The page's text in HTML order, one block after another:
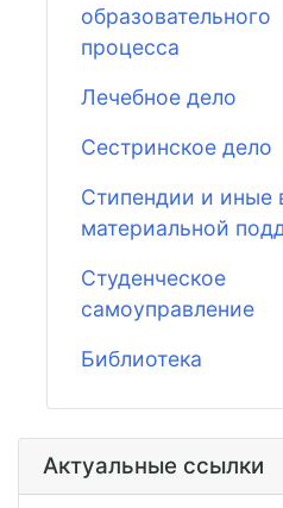
образовательного
процесса
Лечебное дело
Сестринское дело
Стипендии и иные
материальной
Студенческое
самоуправление
Библиотека
Актуальные ссылки